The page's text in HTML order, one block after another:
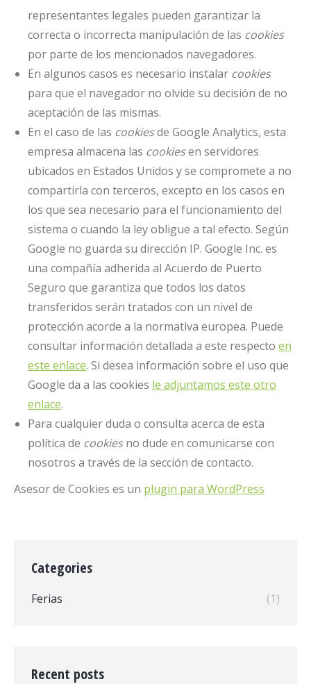
representantes legales pueden garantizar la
correcta o incorrecta manipulación de las cookies
por parte de los mencionados navegadores.
En algunos casos es necesario instalar cookies
para que el navegador no olvide su decisión de no
aceptación de las mismas.
En el caso de las cookiesde Google Analytics, esta
empresa almacena las cookiesen servidores
ubicados en Estados Unidos y se compromete a no
compartirla con terceros, excepto en los casos en
los que sea necesario para el funcionamiento del
sistema o cuando la ley obligue a tal efecto. Según
Google no guarda su dirección IP. Google Inc. es
una compañía adherida al Acuerdo de Puerto
Seguro que garantiza que todos los datos
transferidos serán tratados con un nivel de
protección acorde a la normativa europea. Puede
consultar información detallada a este respecto en
este enlace. Si desea información sobre el uso que
Google da a las cookies le adjuntamos este otro
enlace.
Para cualquier duda o consulta acerca de esta
política de cookiesno dude en comunicarse con
nosotros a través de la sección de contacto.
Asesor de Cookies es un plugin para WordPress
Categories
Ferias (1)
Recent posts